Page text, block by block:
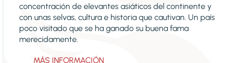
concentración de elevantes asiáticos del continente y
con unas selvas, cultura e historia que cautivan. Un país
poco visitado que se ha ganado su buena fama
merecidamente.
MÁS INFORMACIÓN